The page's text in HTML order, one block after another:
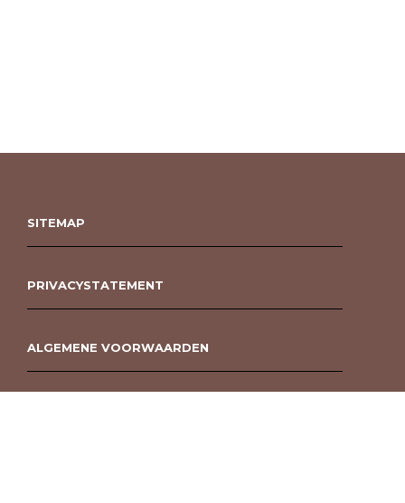
SITEMAP
PRIVACYSTATEMENT
ALGEMENE VOORWAARDEN